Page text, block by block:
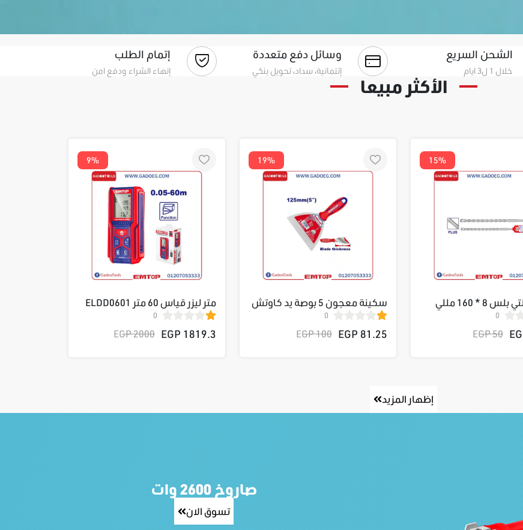
الشحن السريع
خلال 1 ل3 ايام
وسائل دفع متعددة
إئتمانية، سداد، تحويل بنكي
إتمام الطلب
إنهاء الشراء ودفع امن
الأكثر مبيعا
15%
بنطة هيلتي بلس 8 * 160 مللي
0
50 EGP
19%
سكينة معجون 5 بوصة يد كاوتش
EPTL12501
0
81.25 EGP
100 EGP
9%
متر ليزر قياس 60 متر ELDD0601
0
1819.3 EGP
2000 EGP
إظهار المزيد
صاروخ 2600 وات
تسوق الان